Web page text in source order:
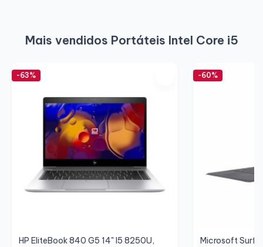
Mais vendidos Portáteis Intel Core i5
-63%
HP EliteBook 840 G5 14" I5 8250U,
-60%
Microsoft